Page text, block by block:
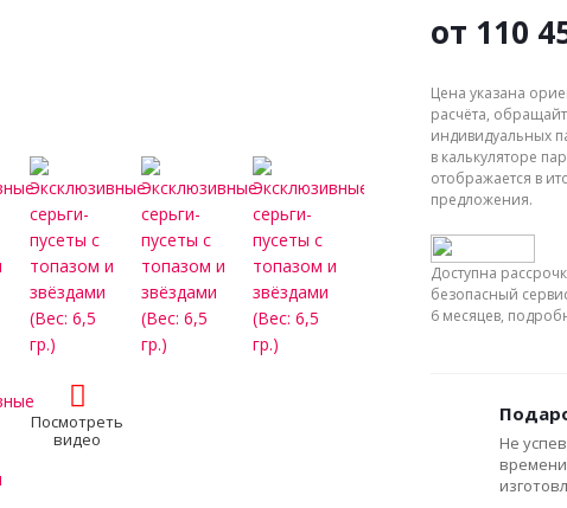
Посмотреть
видео
от 110
Цена указана
расчёта,
индивидуальных
в калькуляторе
отображается в
предложения.
Доступна
безопасный
6 месяцев,
Не